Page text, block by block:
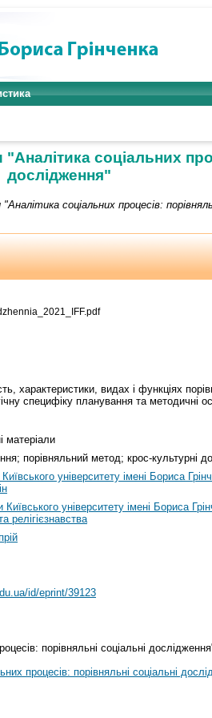
соціальних
дослідження"
соціальних процесів:
характеристики, видах і функціях
специфіку планування та методичні
матеріали
порівняльний метод; крос-культурні
університету імені Бориса
Київського університету імені Бориса
релігієзнавства
id/eprint/39123
порівняльні соціальні
процесів: порівняльні соціальні